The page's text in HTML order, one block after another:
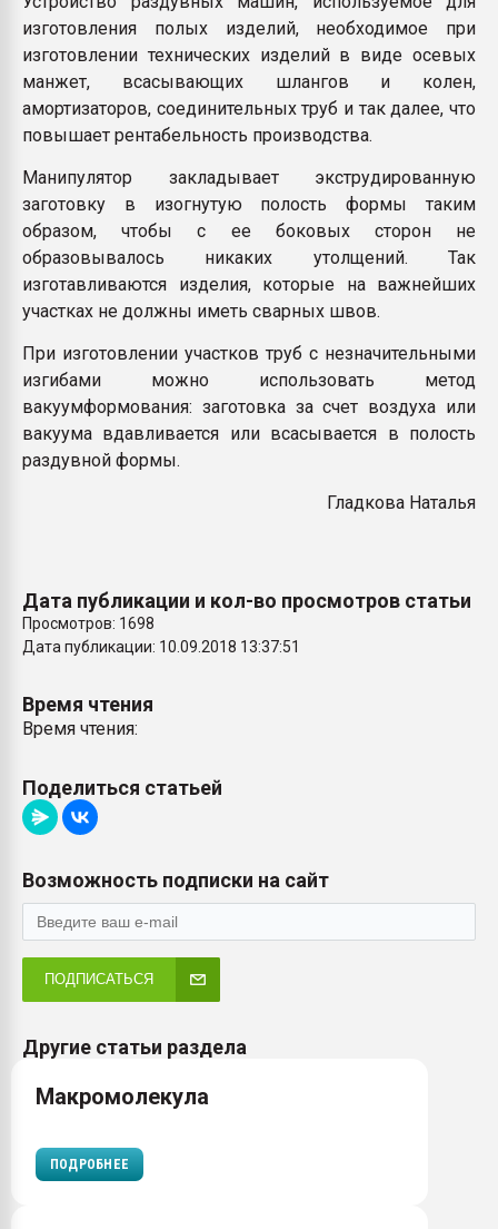
Всё, что касается
бутылок
ПЕРЕЙТИ НА
изготовления полых изделий, необходимое при
изготовлении технических изделий в виде осевых
манжет, всасывающих шлангов и колен,
амортизаторов, соединительных труб и так далее, что
повышает рентабельность производства.
Манипулятор закладывает экструдированную
заготовку в изогнутую полость формы таким
образом, чтобы с ее боковых сторон не
образовывалось никаких утолщений. Так
изготавливаются изделия, которые на важнейших
участках не должны иметь сварных швов.
При изготовлении участков труб с незначительными
изгибами можно использовать метод
вакуумформования: заготовка за счет воздуха или
вакуума вдавливается или всасывается в полость
раздувной формы.
Гладкова Наталья
Дата публикации и кол-во просмотров статьи
Просмотров: 1698
Дата публикации: 10.09.2018 13:37:51
Время чтения
Время чтения:
Поделиться статьей
Возможность подписки на сайт
ПОДПИСАТЬСЯ
Другие статьи раздела
Макромолекула
ПОДРОБНЕЕ